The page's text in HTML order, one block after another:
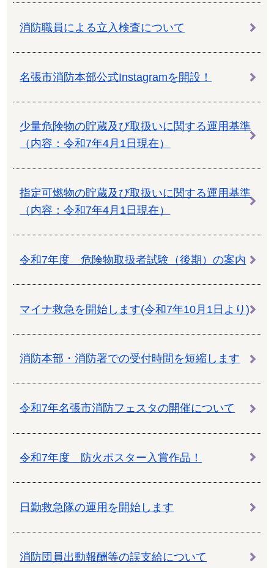
消防職員による立入検査について
名張市消防本部公式Instagramを開設！
少量危険物の貯蔵及び取扱いに関する運用基準
（内容：令和7年4月1日現在）
指定可燃物の貯蔵及び取扱いに関する運用基準
（内容：令和7年4月1日現在）
令和7年度 危険物取扱者試験（後期）の案内
マイナ救急を開始します(令和7年10月1日より)
消防本部・消防署での受付時間を短縮します
令和7年名張市消防フェスタの開催について
令和7年度 防火ポスター入賞作品！
日勤救急隊の運用を開始します
消防団員出動報酬等の誤支給について